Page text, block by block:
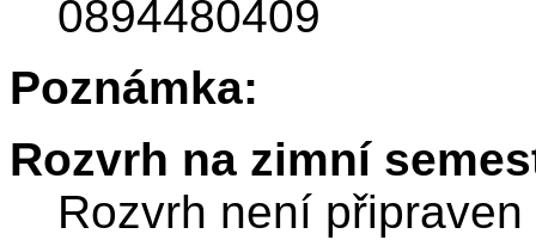
0894480409
Poznámka:
Rozvrh na zimní
Rozvrh není připraven